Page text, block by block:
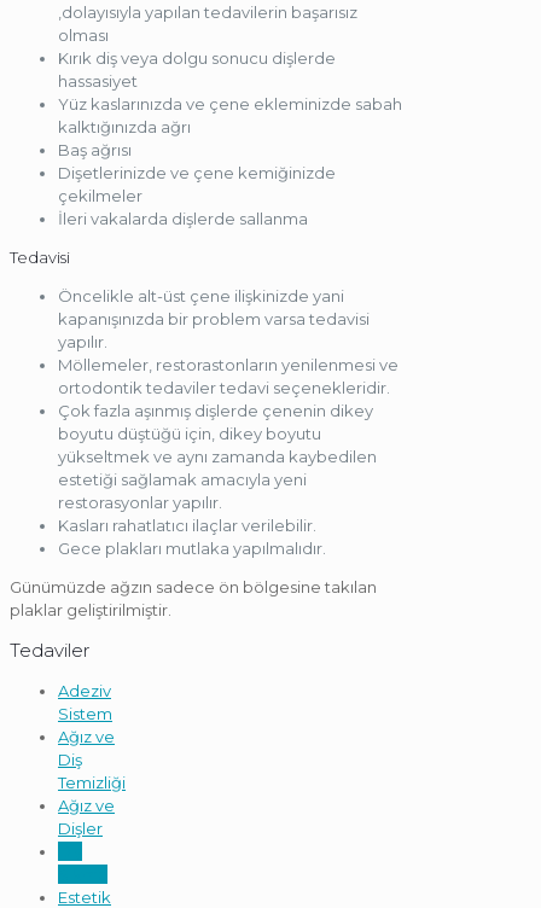
,dolayısıyla yapılan tedavilerin başarısız
olması
Kırık diş veya dolgu sonucu dişlerde
hassasiyet
Yüz kaslarınızda ve çene ekleminizde sabah
kalktığınızda ağrı
Baş ağrısı
Dişetlerinizde ve çene kemiğinizde
çekilmeler
İleri vakalarda dişlerde sallanma
Tedavisi
Öncelikle alt-üst çene ilişkinizde yani
kapanışınızda bir problem varsa tedavisi
yapılır.
Möllemeler, restorastonların yenilenmesi ve
ortodontik tedaviler tedavi seçenekleridir.
Çok fazla aşınmış dişlerde çenenin dikey
boyutu düştüğü için, dikey boyutu
yükseltmek ve aynı zamanda kaybedilen
estetiği sağlamak amacıyla yeni
restorasyonlar yapılır.
Kasları rahatlatıcı ilaçlar verilebilir.
Gece plakları mutlaka yapılmalıdır.
Günümüzde ağzın sadece ön bölgesine takılan
plaklar geliştirilmiştir.
Tedaviler
Adeziv
Sistem
Ağız ve
Diş
Temizliği
Ağız ve
Dişler
Estetik